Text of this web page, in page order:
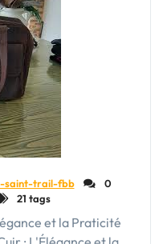
saint-trail-fbb
0
21 tags
et la Praticité